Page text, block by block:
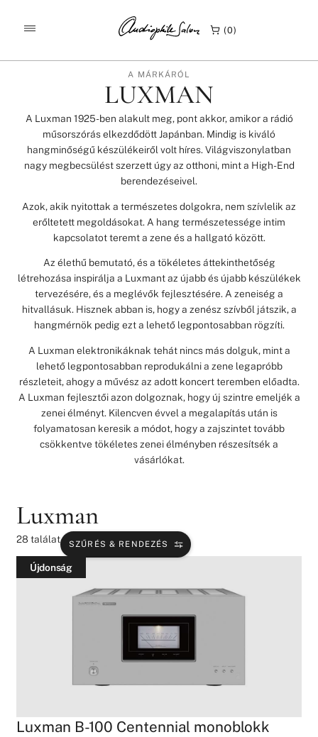
0
KEZDŐLAP TERMÉKEK / MÁRKÁINK / LUXMAN
A MÁRKÁRÓL
LUXMAN
A Luxman 1925-ben alakult meg, pont akkor, amikor a rádió
műsorszórás elkezdődött Japánban. Mindig is kiváló
hangminőségű készülékeiről volt híres. Világviszonylatban
nagy megbecsülést szerzett úgy az otthoni, mint a High-End
berendezéseivel.
Azok, akik nyitottak a természetes dolgokra, nem szívlelik az
erőltetett megoldásokat. A hang természetessége intim
kapcsolatot teremt a zene és a hallgató között.
Az élethű bemutató, és a tökéletes áttekinthetőség
létrehozása inspirálja a Luxmant az újabb és újabb készülékek
tervezésére, és a meglévők fejlesztésére. A zeneiség a
hitvallásuk. Hisznek abban is, hogy a zenész szívből játszik, a
hangmérnök pedig ezt a lehető legpontosabban rögzíti.
A Luxman elektronikáknak tehát nincs más dolguk, mint a
lehető legpontosabban reprodukálni a zene legapróbb
részleteit, ahogy a művész az adott koncert teremben előadta.
A Luxman fejlesztői azon dolgoznak, hogy új szintre emeljék a
zenei élményt. Kilencven évvel a megalapítás után is
folyamatosan keresik a módot, hogy a zajszintet tovább
csökkentve tökéletes zenei élményben részesítsék a
vásárlókat.
Luxman
28találat SZŰRÉS & RENDEZÉS
Újdonság
Luxman B-100 Centennial monoblokk